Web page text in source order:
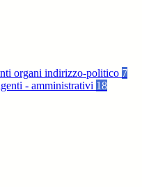
organi indirizzo-politico 7
- amministrativi 18